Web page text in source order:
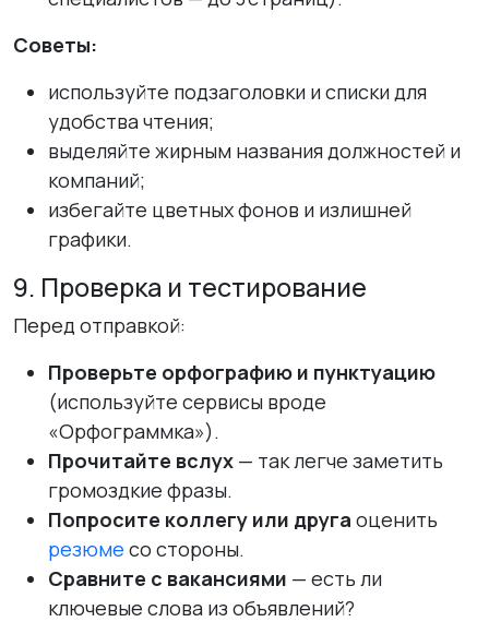
Советы:
используйте подзаголовки и списки для
удобства чтения;
выделяйте жирным названия должностей и
компаний;
избегайте цветных фонов и излишней
графики.
9. Проверка и тестирование
Перед отправкой:
Проверьте орфографию и пунктуацию
(используйте сервисы вроде
«Орфограммка»).
Прочитайте вслух — так легче заметить
громоздкие фразы.
Попросите коллегу или друга оценить
резюме со стороны.
Сравните с вакансиями — есть ли
ключевые слова из объявлений?